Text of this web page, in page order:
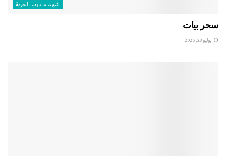
شهداء درب الحرية
سحر بيات
يوليو 23, 2026